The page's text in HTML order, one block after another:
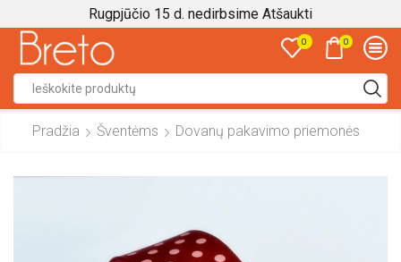
Rugpjūčio 15 d. nedirbsime Atšaukti
0 0
input
Pradžia Šventėms Dovanų pakavimo priemonės